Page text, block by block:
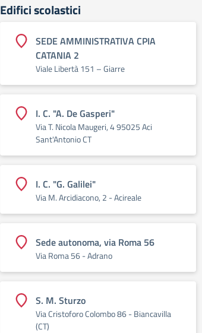
Edifici scolastici
SEDE AMMINISTRATIVA CPIA
CATANIA 2
Viale Libertà 151 – Giarre
I. C. "A. De Gasperi"
Via T. Nicola Maugeri, 4 95025 Aci
Sant'Antonio CT
I. C. "G. Galilei"
Via M. Arcidiacono, 2 - Acireale
Sede autonoma, via Roma 56
Via Roma 56 - Adrano
S. M. Sturzo
Via Cristoforo Colombo 86 - Biancavilla
(CT)